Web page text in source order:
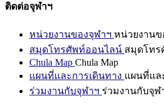
ติดต่อจุฬาฯ
หน่วยงานของจุฬาฯ หน่วยงานข
สมุดโทรศัพท์ออนไลน์ สมุดโท
Chula Map Chula Map
แผนที่และการเดินทาง แผนที่แล
ร่วมงานกับจุฬาฯ ร่วมงานกับจุฬ